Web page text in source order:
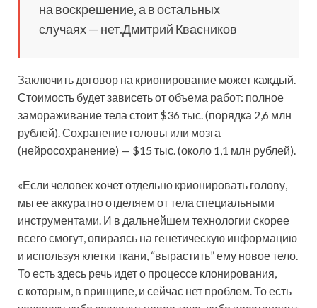
на воскрешение, а в остальных
случаях — нет.Дмитрий Квасников
Заключить договор на крионирование может каждый.
Стоимость будет зависеть от объема работ: полное
замораживание тела стоит $36 тыс. (порядка 2,6 млн
рублей). Сохранение головы или мозга
(нейросохранение) — $15 тыс. (около 1,1 млн рублей).
«Если человек хочет отдельно крионировать голову,
мы ее аккуратно отделяем от тела специальными
инструментами. И в дальнейшем технологии скорее
всего смогут, опираясь на генетическую информацию
и используя клетки ткани, “вырастить” ему новое тело.
То есть здесь речь идет о процессе клонирования,
с которым, в принципе, и сейчас нет проблем. То есть